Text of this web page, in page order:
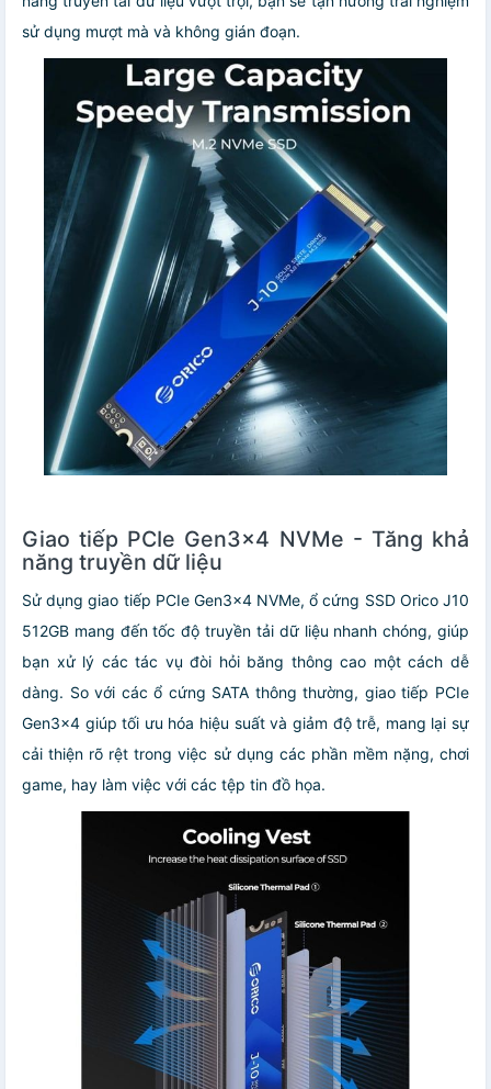
sử dụng mượt mà và không gián đoạn.
Giao tiếp PCIe Gen3x4 NVMe - Tăng khả
năng truyền dữ liệu
Sử dụng giao tiếp PCIe Gen3x4 NVMe, ổ cứng SSD Orico J10
512GB mang đến tốc độ truyền tải dữ liệu nhanh chóng, giúp
bạn xử lý các tác vụ đòi hỏi băng thông cao một cách dễ
dàng. So với các ổ cứng SATA thông thường, giao tiếp PCIe
Gen3x4 giúp tối ưu hóa hiệu suất và giảm độ trễ, mang lại sự
cải thiện rõ rệt trong việc sử dụng các phần mềm nặng, chơi
game, hay làm việc với các tệp tin đồ họa.